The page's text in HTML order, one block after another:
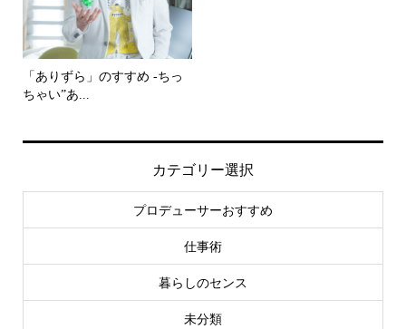
「ありずら」のすすめ -ちっ
ちゃい”あ...
カテゴリー選択
プロデューサーおすすめ
仕事術
暮らしのセンス
未分類